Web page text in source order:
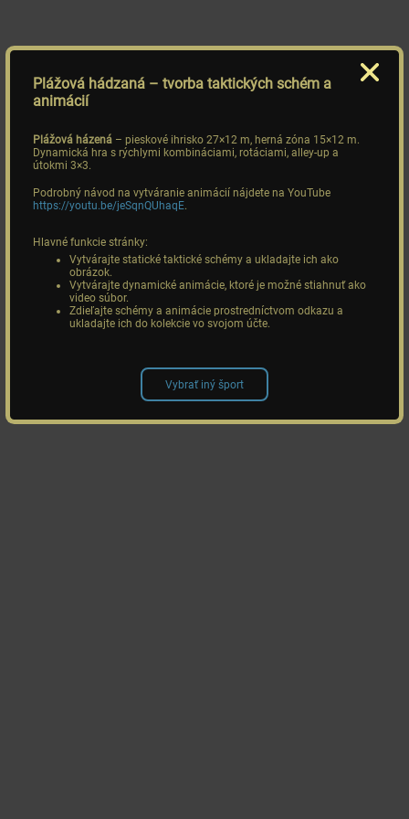
Plážová hádzaná – tvorba taktických schém a
animácií
Plážová házená – pieskové ihrisko 27×12 m, herná zóna 15×12 m.
Dynamická hra s rýchlymi kombináciami, rotáciami, alley-up a
útokmi 3×3.
Podrobný návod na vytváranie animácií nájdete na YouTube
https://youtu.be/jeSqnQUhaqE.
Hlavné funkcie stránky:
Vytvárajte statické taktické schémy a ukladajte ich ako
obrázok.
Vytvárajte dynamické animácie, ktoré je možné stiahnuť ako
video súbor.
Zdieľajte schémy a animácie prostredníctvom odkazu a
ukladajte ich do kolekcie vo svojom účte.
Vybrať iný šport